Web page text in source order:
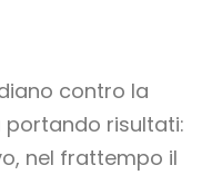
contro la
risultati:
nel frattempo il